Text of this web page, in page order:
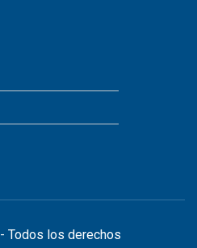
Todos los derechos